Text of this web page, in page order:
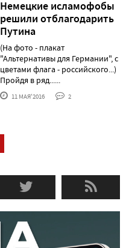
Немецкие исламофобы
решили отблагодарить
Путина
(На фото - плакат
"Альтернативы для Германии", с
цветами флага - российского...)
Пройдя в ряд......
11 МАЯ'2016 2